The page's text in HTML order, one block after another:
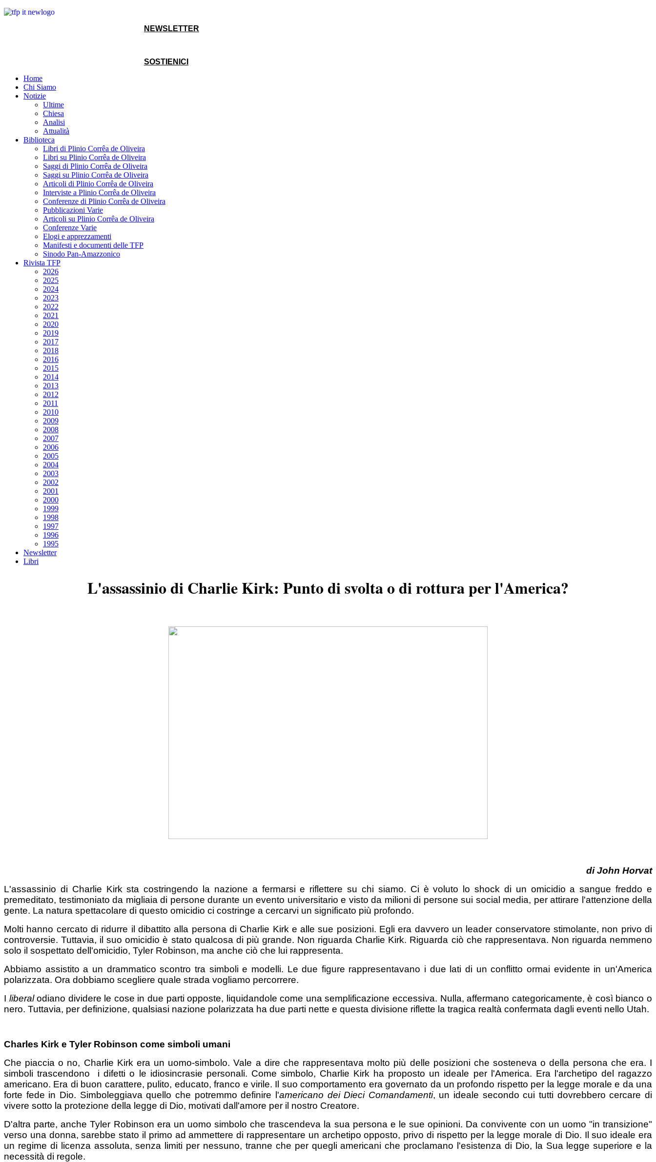
NEWSLETTER
SOSTIENICI
Home
Chi Siamo
Notizie
Ultime
Chiesa
Analisi
Attualità
Biblioteca
Libri di Plinio Corrêa de Oliveira
Libri su Plinio Corrêa de Oliveira
Saggi di Plinio Corrêa de Oliveira
Saggi su Plinio Corrêa de Oliveira
Articoli di Plinio Corrêa de Oliveira
Interviste a Plinio Corrêa de Oliveira
Conferenze di Plinio Corrêa de Oliveira
Pubblicazioni Varie
Articoli su Plinio Corrêa de Oliveira
Conferenze Varie
Elogi e apprezzamenti
Manifesti e documenti delle TFP
Sinodo Pan-Amazzonico
Rivista TFP
2026
2025
2024
2023
2022
2021
2020
2019
2017
2018
2016
2015
2014
2013
2012
2011
2010
2009
2008
2007
2006
2005
2004
2003
2002
2001
2000
1999
1998
1997
1996
1995
Newsletter
Libri
L'assassinio di Charlie Kirk: Punto di svolta o di rottura per l'America?
di John Horvat
L'assassinio di Charlie Kirk sta costringendo la nazione a fermarsi e riflettere su chi siamo. Ci è voluto lo shock di un omicidio a sangue freddo e
premeditato, testimoniato da migliaia di persone durante un evento universitario e visto da milioni di persone sui social media, per attirare l'attenzione della
gente. La natura spettacolare di questo omicidio ci costringe a cercarvi un significato più profondo.
Molti hanno cercato di ridurre il dibattito alla persona di Charlie Kirk e alle sue posizioni. Egli era davvero un leader conservatore stimolante, non privo di
controversie. Tuttavia, il suo omicidio è stato qualcosa di più grande. Non riguarda Charlie Kirk. Riguarda ciò che rappresentava. Non riguarda nemmeno
solo il sospettato dell'omicidio, Tyler Robinson, ma anche ciò che lui rappresenta.
Abbiamo assistito a un drammatico scontro tra simboli e modelli. Le due figure rappresentavano i due lati di un conflitto ormai evidente in un'America
polarizzata. Ora dobbiamo scegliere quale strada vogliamo percorrere.
I liberalodiano dividere le cose in due parti opposte, liquidandole come una semplificazione eccessiva. Nulla, affermano categoricamente, è così bianco o
nero. Tuttavia, per definizione, qualsiasi nazione polarizzata ha due parti nette e questa divisione riflette la tragica realtà confermata dagli eventi nello Utah.
Charles Kirk e Tyler Robinson come simboli umani
Che piaccia o no, Charlie Kirk era un uomo-simbolo. Vale a dire che rappresentava molto più delle posizioni che sosteneva o della persona che era. I
simboli trascendono i difetti o le idiosincrasie personali. Come simbolo, Charlie Kirk ha proposto un ideale per l'America. Era l'archetipo del ragazzo
americano. Era di buon carattere, pulito, educato, franco e virile. Il suo comportamento era governato da un profondo rispetto per la legge morale e da una
forte fede in Dio. Simboleggiava quello che potremmo definire l'americano dei Dieci Comandamenti, un ideale secondo cui tutti dovrebbero cercare di
vivere sotto la protezione della legge di Dio, motivati dall'amore per il nostro Creatore.
D'altra parte, anche Tyler Robinson era un uomo simbolo che trascendeva la sua persona e le sue opinioni. Da convivente con un uomo "in transizione"
verso una donna, sarebbe stato il primo ad ammettere di rappresentare un archetipo opposto, privo di rispetto per la legge morale di Dio. Il suo ideale era
un regime di licenza assoluta, senza limiti per nessuno, tranne che per quegli americani che proclamano l'esistenza di Dio, la Sua legge superiore e la
necessità di regole.